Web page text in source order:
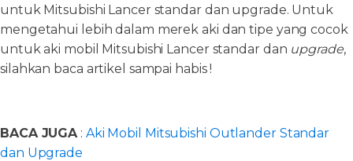
untuk Mitsubishi Lancer standar dan upgrade. Untuk
mengetahui lebih dalam merek aki dan tipe yang cocok
untuk aki mobil Mitsubishi Lancer standar dan upgrade,
silahkan baca artikel sampai habis !
BACA JUGA: Aki Mobil Mitsubishi Outlander Standar
dan Upgrade